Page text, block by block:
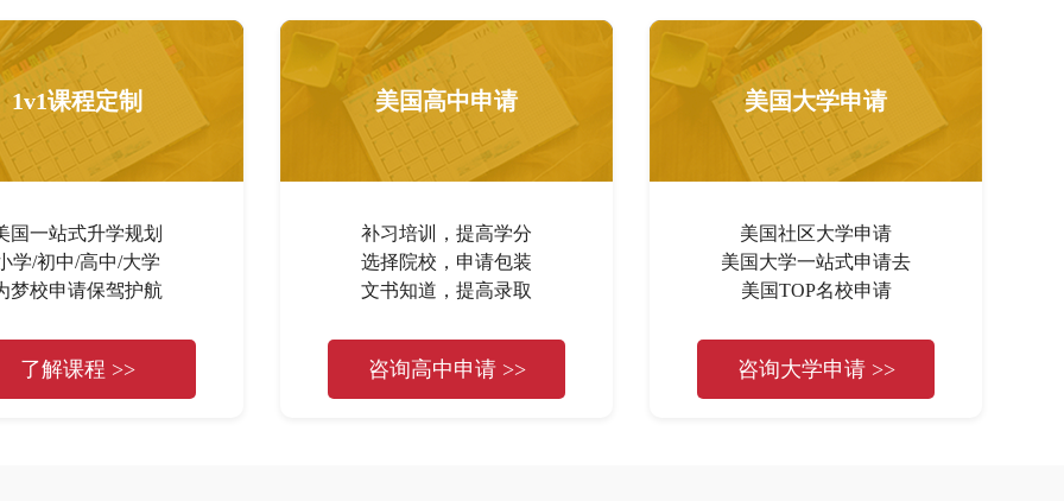
1v1课程定制
国一站式升学规划
学/初中/高中/大学
梦校申请保驾护航
了解课程 >>
美国高中申请
补习培训，提高学分
选择院校，申请包装
文书知道，提高录取
咨询高中申请 >>
美国大学申请
美国社区大学申请
美国大学一站式申请去
美国TOP名校申请
咨询大学申请 >>